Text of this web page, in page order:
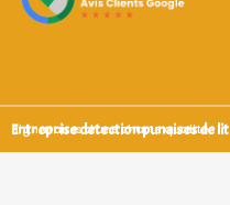
Entreprise detection punaises de
Signataires d’une charte qualité